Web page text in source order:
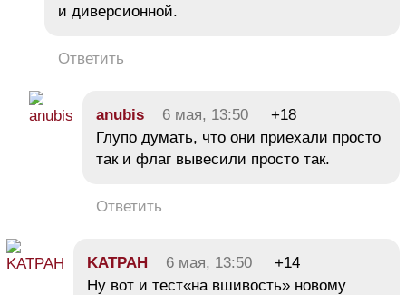
и диверсионной.
Ответить
anubis 6 мая, 13:50
+18
Глупо думать, что они приехали просто
так и флаг вывесили просто так.
Ответить
KATPAH 6 мая, 13:50
+14
Ну вот и тест«на вшивость» новому